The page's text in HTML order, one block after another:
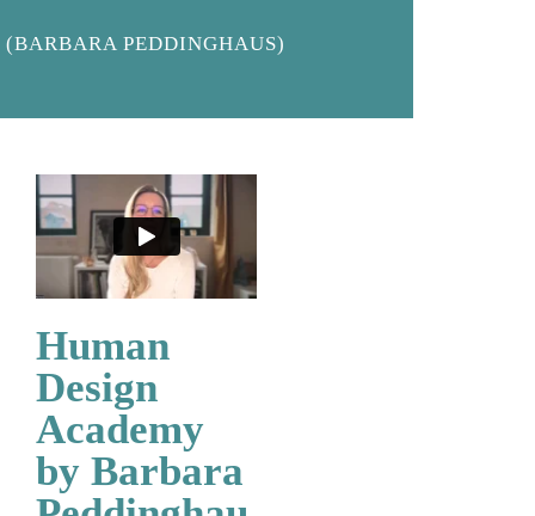
(BARBARA PEDDINGHAUS)
Human
Design
Academy
by Barbara